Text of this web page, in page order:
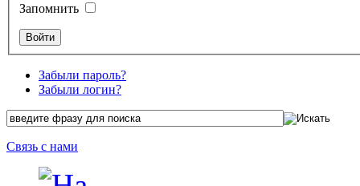
Запомнить
Забыли пароль?
Забыли логин?
Связь с нами